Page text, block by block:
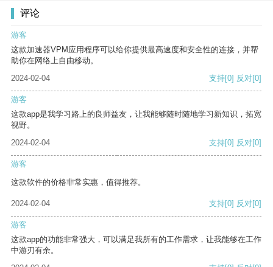
评论
游客
这款加速器VPM应用程序可以给你提供最高速度和安全性的连接，并帮
助你在网络上自由移动。
2024-02-04
支持[0] 反对[0]
游客
这款app是我学习路上的良师益友，让我能够随时随地学习新知识，拓宽
视野。
2024-02-04
支持[0] 反对[0]
游客
这款软件的价格非常实惠，值得推荐。
2024-02-04 支持[0] 反对[0]
游客
这款app的功能非常强大，可以满足我所有的工作需求，让我能够在工作
中游刃有余。